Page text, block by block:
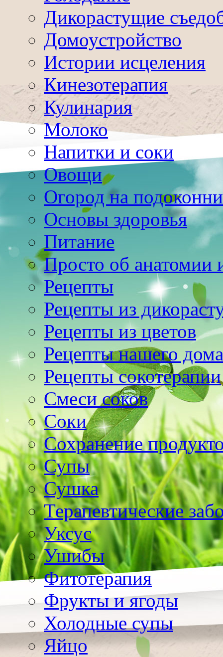
Дикорастущие
Домоустройство
Истории исцеления
Кинезотерапия
Кулинария
Молоко
Напитки и соки
Овощи
Огород на
Основы здоровья
Питание
Просто об анатомии
Рецепты
Рецепты из
Рецепты из цветов
Рецепты нашего дома
Рецепты сокотерапии
Смеси соков
Соки
Сохранение
Супы
Сушка
Терапевтические
Уксус
Ушибы
Фитотерапия
Фрукты и ягоды
Холодные супы
Яйцо